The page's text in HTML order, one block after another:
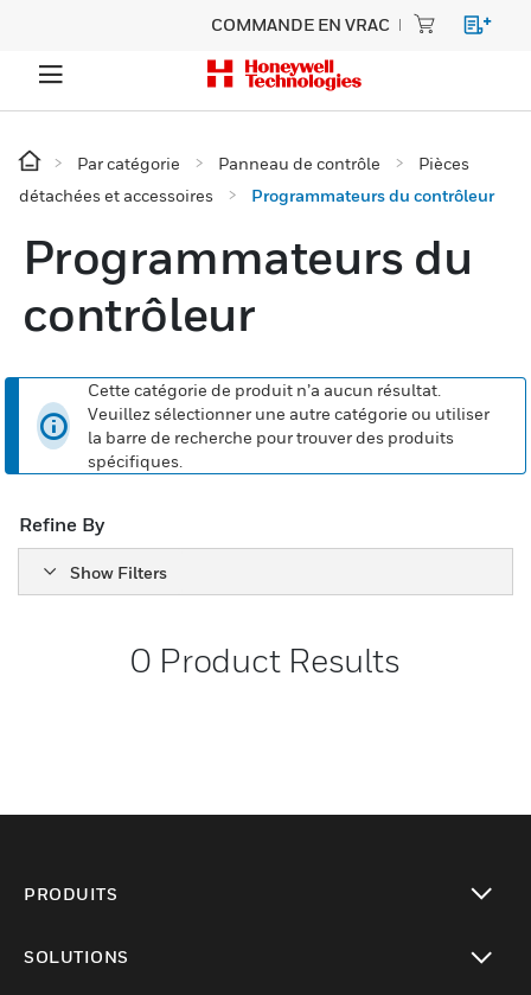
COMMANDE EN VRAC
Par catégorie Panneau de contrôle
Pièces
détachées et accessoires
Programmateurs du contrôleur
Programmateurs du
contrôleur
Cette catégorie de produit n’a aucun résultat.
Veuillez sélectionner une autre catégorie ou utiliser
la barre de recherche pour trouver des produits
spécifiques.
Refine By
Show Filters
0 Product Results
PRODUITS
SOLUTIONS